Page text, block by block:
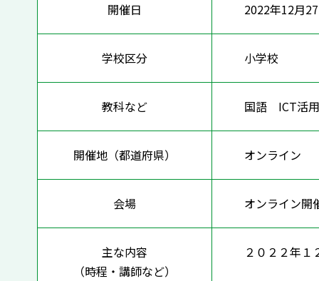
開催日 2022年12月
学校区分 小学校
教科など 国語 ICT活
開催地（都道府県） オンライン
会場 オンライン開
主な内容
（時程・講師など）
２０２２年１